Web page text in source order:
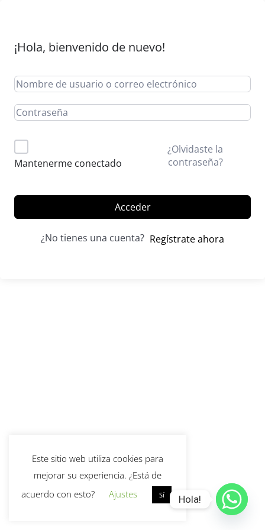
¡Hola, bienvenido de nuevo!
Mantenerme conectado
¿Olvidaste la
contraseña?
Acceder
¿No tienes una cuenta? Regístrate ahora
Este sitio web utiliza cookies para
mejorar su experiencia. ¿Está de
acuerdo con esto?
Ajustes Sí Hola!